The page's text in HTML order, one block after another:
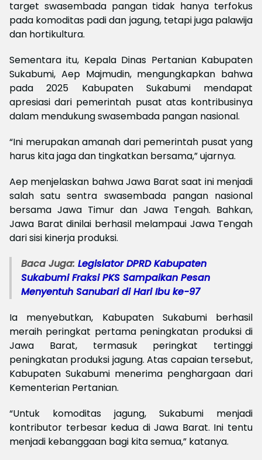
target swasembada pangan tidak hanya terfokus
pada komoditas padi dan jagung, tetapi juga palawija
dan hortikultura.
Sementara itu, Kepala Dinas Pertanian Kabupaten
Sukabumi, Aep Majmudin, mengungkapkan bahwa
pada 2025 Kabupaten Sukabumi mendapat
apresiasi dari pemerintah pusat atas kontribusinya
dalam mendukung swasembada pangan nasional.
“Ini merupakan amanah dari pemerintah pusat yang
harus kita jaga dan tingkatkan bersama,” ujarnya.
Aep menjelaskan bahwa Jawa Barat saat ini menjadi
salah satu sentra swasembada pangan nasional
bersama Jawa Timur dan Jawa Tengah. Bahkan,
Jawa Barat dinilai berhasil melampaui Jawa Tengah
dari sisi kinerja produksi.
Baca Juga: Legislator DPRD Kabupaten
Sukabumi Fraksi PKS Sampaikan Pesan
Menyentuh Sanubari di Hari Ibu ke-97
Ia menyebutkan, Kabupaten Sukabumi berhasil
meraih peringkat pertama peningkatan produksi di
Jawa Barat, termasuk peringkat tertinggi
peningkatan produksi jagung. Atas capaian tersebut,
Kabupaten Sukabumi menerima penghargaan dari
Kementerian Pertanian.
“Untuk komoditas jagung, Sukabumi menjadi
kontributor terbesar kedua di Jawa Barat. Ini tentu
menjadi kebanggaan bagi kita semua,” katanya.